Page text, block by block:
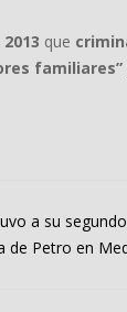
que
familiares”
a su
Petro en